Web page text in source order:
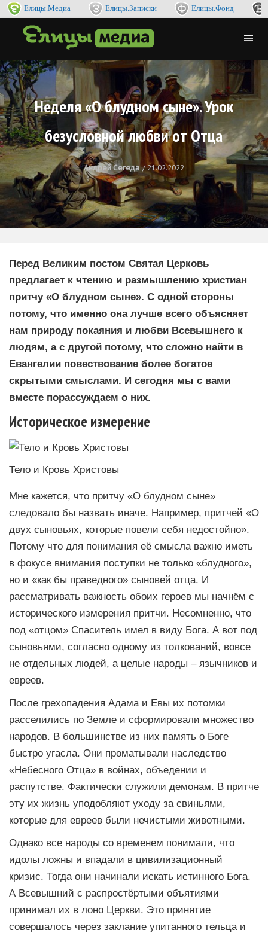
Елицы.Медиа Елицы.Записки Елицы.Фонд
Неделя «О блудном сыне». Урок
безусловной любви от Отца
Андрей Сегеда 21.02.2022
Перед Великим постом Святая Церковь
предлагает к чтению и размышлению христиан
притчу «О блудном сыне». С одной стороны
потому, что именно она лучше всего объясняет
нам природу покаяния и любви Всевышнего к
людям, а с другой потому, что сложно найти в
Евангелии повествование более богатое
скрытыми смыслами. И сегодня мы с вами
вместе порассуждаем о них.
Историческое измерение
Тело и Кровь Христовы
Мне кажется, что притчу «О блудном сыне»
следовало бы назвать иначе. Например, притчей «О
двух сыновьях, которые повели себя недостойно».
Потому что для понимания её смысла важно иметь
в фокусе внимания поступки не только «блудного»,
но и «как бы праведного» сыновей отца. И
рассматривать важность обоих героев мы начнём с
исторического измерения притчи. Несомненно, что
под «отцом» Спаситель имел в виду Бога. А вот под
сыновьями, согласно одному из толкований, вовсе
не отдельных людей, а целые народы – язычников и
евреев.
После грехопадения Адама и Евы их потомки
расселились по Земле и сформировали множество
народов. В большинстве из них память о Боге
быстро угасла. Они проматывали наследство
«Небесного Отца» в войнах, объедении и
распутстве. Фактически служили демонам. В притче
эту их жизнь уподобляют уходу за свиньями,
которые для евреев были нечистыми животными.
Однако все народы со временем понимали, что
идолы ложны и впадали в цивилизационный
кризис. Тогда они начинали искать истинного Бога.
А Всевышний с распростёртыми объятиями
принимал их в лоно Церкви. Это принятие
совершалось через заклание упитанного тельца и